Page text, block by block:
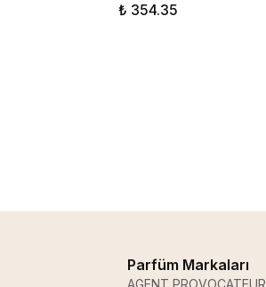
₺ 354.35
Parfüm Markaları